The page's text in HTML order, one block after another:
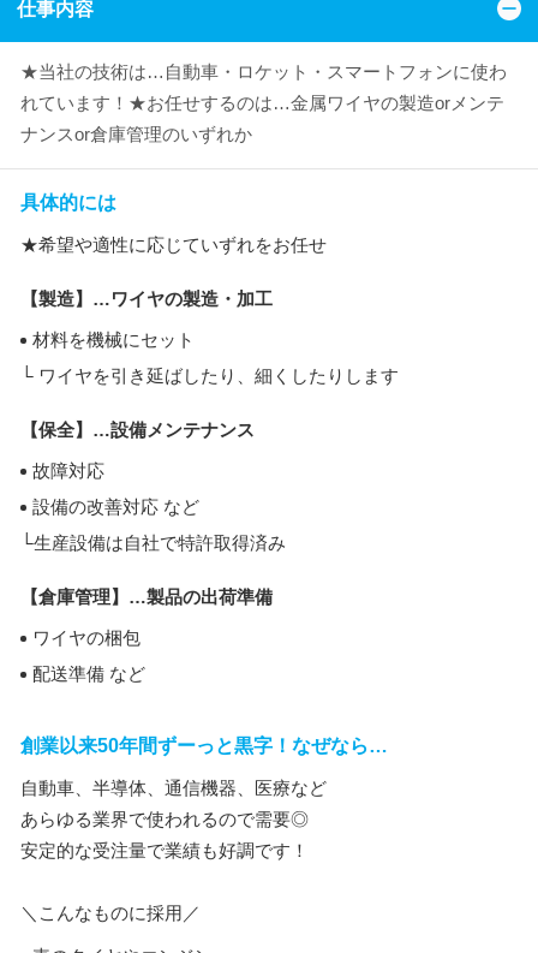
仕事内容
★当社の技術は…自動車・ロケット・スマートフォンに使わ
れています！★お任せするのは…金属ワイヤの製造orメンテ
ナンスor倉庫管理のいずれか
具体的には
★希望や適性に応じていずれをお任せ
【製造】…ワイヤの製造・加工
材料を機械にセット
└ ワイヤを引き延ばしたり、細くしたりします
【保全】…設備メンテナンス
故障対応
設備の改善対応 など
└生産設備は自社で特許取得済み
【倉庫管理】…製品の出荷準備
ワイヤの梱包
配送準備 など
創業以来50年間ずーっと黒字！なぜなら…
自動車、半導体、通信機器、医療など
あらゆる業界で使われるので需要◎
安定的な受注量で業績も好調です！
＼こんなものに採用／